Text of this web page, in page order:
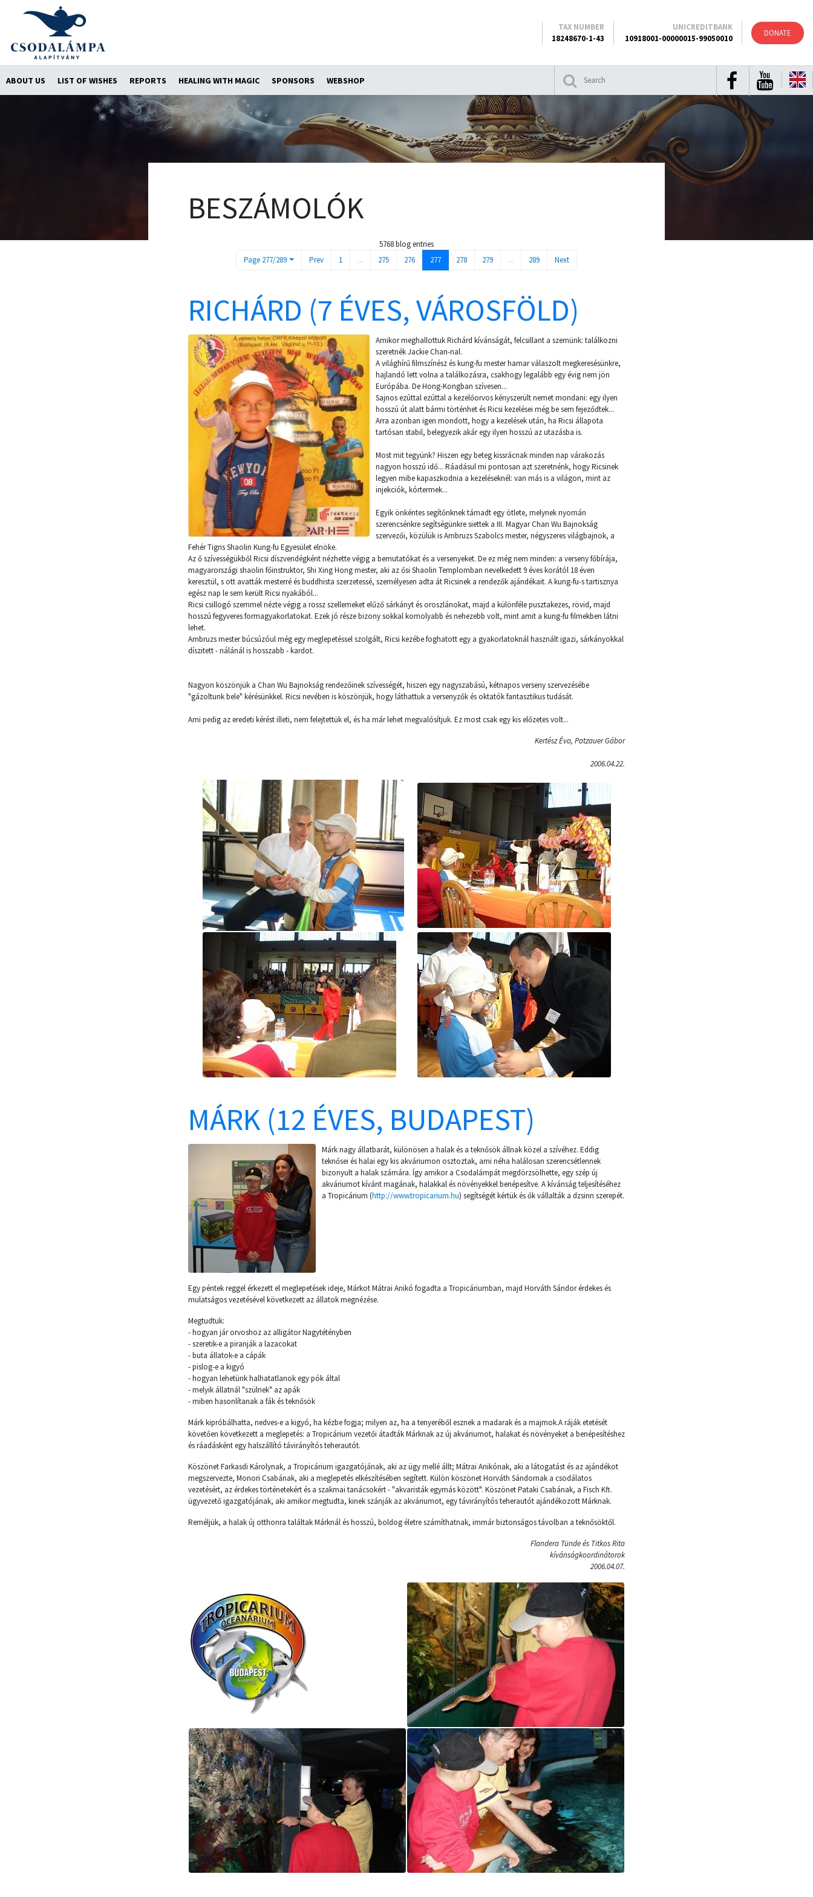
DONATE
ABOUT US LIST OF WISHES REPORTS HEALING WITH MAGIC SPONSORS WEBSHOP
TAX NUMBER
18248670-1-43
UNICREDITBANK
10918001-00000015-99050010
BESZÁMOLÓK
5768 blog entries
Page 277/289
Prev 1 ... 275 276 277 278 279 ... 289 Next
RICHÁRD (7 ÉVES, VÁROSFÖLD)
Amikor meghallottuk Richárd kívánságát, felcsillant a szemünk: találkozni
szeretnék Jackie Chan-nal.
A világhírű filmszínész és kung-fu mester hamar válaszolt megkeresésünkre,
hajlandó lett volna a találkozásra, csakhogy legalább egy évig nem jön
Európába. De Hong-Kongban szívesen...
Sajnos ezúttal ezúttal a kezelőorvos kényszerült nemet mondani: egy ilyen
hosszú út alatt bármi történhet és Ricsi kezelései még be sem fejeződtek...
Arra azonban igen mondott, hogy a kezelések után, ha Ricsi állapota
tartósan stabil, belegyezik akár egy ilyen hosszú az utazásba is.
Most mit tegyünk? Hiszen egy beteg kissrácnak minden nap várakozás
nagyon hosszú idő... Ráadásul mi pontosan azt szeretnénk, hogy Ricsinek
legyen mibe kapaszkodnia a kezeléseknél: van más is a világon, mint az
injekciók, kórtermek...
Egyik önkéntes segítőnknek támadt egy ötlete, melynek nyomán
szerencsénkre segítségünkre siettek a III. Magyar Chan Wu Bajnokság
szervezői, közülük is Ambruzs Szabolcs mester, négyszeres világbajnok, a
Fehér Tigris Shaolin Kung-fu Egyesület elnöke.
Az ő szívességükből Ricsi díszvendégként nézhette végig a bemutatókat és a versenyeket. De ez még nem minden: a verseny főbírája,
magyarországi shaolin főinstruktor, Shi Xing Hong mester, aki az ősi Shaolin Templomban nevelkedett 9 éves korától 18 éven
keresztül, s ott avatták mesterré és buddhista szerzetessé, személyesen adta át Ricsinek a rendezők ajándékait. A kung-fu-s tartisznya
egész nap le sem került Ricsi nyakából...
Ricsi csillogó szemmel nézte végig a rossz szellemeket elűző sárkányt és oroszlánokat, majd a különféle pusztakezes, rövid, majd
hosszú fegyveres formagyakorlatokat. Ezek jó része bizony sokkal komolyabb és nehezebb volt, mint amit a kung-fu filmekben látni
lehet.
Ambruzs mester búcsúzóul még egy meglepetéssel szolgált, Ricsi kezébe foghatott egy a gyakorlatoknál használt igazi, sárkányokkal
díszitett - nálánál is hosszabb - kardot.
Nagyon köszönjük a Chan Wu Bajnokság rendezőinek szívességét, hiszen egy nagyszabású, kétnapos verseny szervezésébe
"gázoltunk bele" kérésünkkel. Ricsi nevében is köszönjük, hogy láthattuk a versenyzők és oktatók fantasztikus tudását.
Ami pedig az eredeti kérést illeti, nem felejtettük el, és ha már lehet megvalósítjuk. Ez most csak egy kis előzetes volt...
Kertész Éva, Patzauer Gábor
2006.04.22.
MÁRK (12 ÉVES, BUDAPEST)
Márk nagy állatbarát, különösen a halak és a teknősök állnak közel a szívéhez. Eddig
teknősei és halai egy kis akváriumon osztoztak, ami néha halálosan szerencsétlennek
bizonyult a halak számára. Így amikor a Csodalámpát megdörzsölhette, egy szép új
akváriumot kívánt magának, halakkal és növényekkel benépesítve. A kívánság teljesítéséhez
a Tropicárium (http://www.tropicarium.hu) segítségét kértük és ők vállalták a dzsinn szerepét.
Egy péntek reggel érkezett el meglepetések ideje, Márkot Mátrai Anikó fogadta a Tropicáriumban, majd Horváth Sándor érdekes és
mulatságos vezetésével következett az állatok megnézése.
Megtudtuk:
- hogyan jár orvoshoz az alligátor Nagytétényben
- szeretik-e a piranják a lazacokat
- buta állatok-e a cápák
- pislog-e a kigyó
- hogyan lehetünk halhatatlanok egy pók által
- melyik állatnál "szülnek" az apák
- miben hasonlítanak a fák és teknősök
Márk kipróbálhatta, nedves-e a kigyó, ha kézbe fogja; milyen az, ha a tenyeréből esznek a madarak és a majmok.A ráják etetését
követően következett a meglepetés: a Tropicárium vezetői átadták Márknak az új akváriumot, halakat és növényeket a benépesítéshez
és ráadásként egy halszállító távirányítós teherautót.
Köszönet Farkasdi Károlynak, a Tropicárium igazgatójának, aki az ügy mellé állt; Mátrai Anikónak, aki a látogatást és az ajándékot
megszervezte, Monori Csabának, aki a meglepetés elkészítésében segített. Külön köszönet Horváth Sándornak a csodálatos
vezetésért, az érdekes történetekért és a szakmai tanácsokért - "akvaristák egymás között". Köszönet Pataki Csabának, a Fisch Kft.
ügyvezető igazgatójának, aki amikor megtudta, kinek szánják az akváriumot, egy távirányítós teherautót ajándékozott Márknak.
Reméljük, a halak új otthonra találtak Márknál és hosszú, boldog életre számíthatnak, immár biztonságos távolban a teknősöktől.
Flandera Tünde és Titkos Rita
kívánságkoordinátorok
2006.04.07.